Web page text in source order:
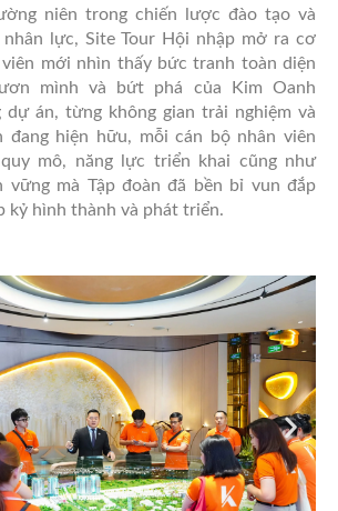
niên trong chiến lược đào tạo và
lực, Site Tour Hội nhập mở ra cơ
mới nhìn thấy bức tranh toàn diện
mình và bứt phá của Kim Oanh
dự án, từng không gian trải nghiệm và
đang hiện hữu, mỗi cán bộ nhân viên
mô, năng lực triển khai cũng như
vững mà Tập đoàn đã bền bỉ vun đắp
kỷ hình thành và phát triển.